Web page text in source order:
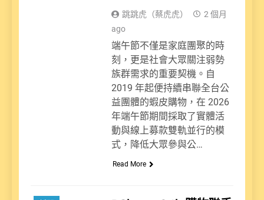
跳跳虎（蔡虎虎）
2 個月
ago
端午節不僅是家庭團聚的時
刻，更是社會大眾關注弱勢
族群需求的重要契機。自
2019 年起便持續串聯全台公
益團體的蝦皮購物，在 2026
年端午節期間採取了實體活
動與線上募款雙軌並行的模
式，降低大眾參與公…
Read More